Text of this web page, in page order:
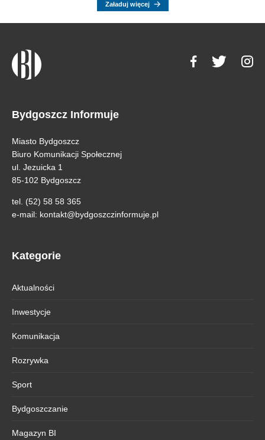
Załaduj więcej
Bydgoszcz Informuje
Miasto Bydgoszcz
Biuro Komunikacji Społecznej
ul. Jezuicka 1
85-102 Bydgoszcz
tel. (52) 58 58 365
e-mail: kontakt@bydgoszczinformuje.pl
Kategorie
Aktualności
Inwestycje
Komunikacja
Rozrywka
Sport
Bydgoszczanie
Magazyn BI